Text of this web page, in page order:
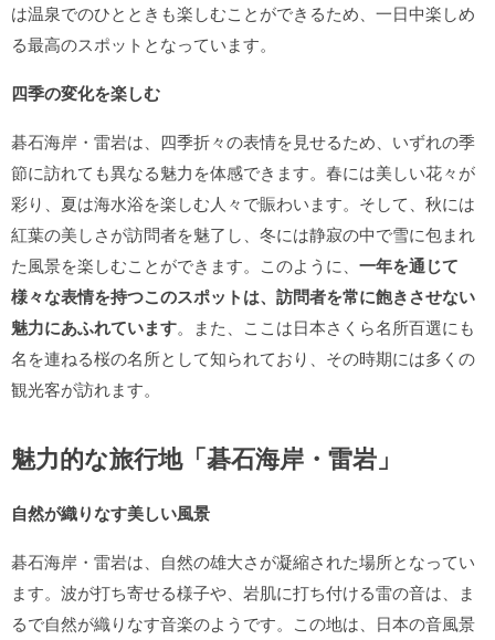
は温泉でのひとときも楽しむことができるため、一日中楽しめ
る最高のスポットとなっています。
四季の変化を楽しむ
碁石海岸・雷岩は、四季折々の表情を見せるため、いずれの季
節に訪れても異なる魅力を体感できます。春には美しい花々が
彩り、夏は海水浴を楽しむ人々で賑わいます。そして、秋には
紅葉の美しさが訪問者を魅了し、冬には静寂の中で雪に包まれ
た風景を楽しむことができます。このように、 一年を通じて
様々な表情を持つこのスポットは、訪問者を常に飽きさせない
魅力にあふれています。また、ここは日本さくら名所百選にも
名を連ねる桜の名所として知られており、その時期には多くの
観光客が訪れます。
魅力的な旅行地「碁石海岸・雷岩」
自然が織りなす美しい風景
碁石海岸・雷岩は、自然の雄大さが凝縮された場所となってい
ます。波が打ち寄せる様子や、岩肌に打ち付ける雷の音は、ま
るで自然が織りなす音楽のようです。この地は、日本の音風景